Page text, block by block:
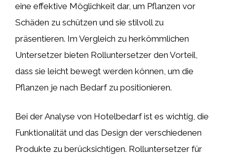
eine effektive Möglichkeit dar, um Pflanzen vor
Schäden zu schützen und sie stilvoll zu
präsentieren. Im Vergleich zu herkömmlichen
Untersetzer bieten Rolluntersetzer den Vorteil,
dass sie leicht bewegt werden können, um die
Pflanzen je nach Bedarf zu positionieren.
Bei der Analyse von Hotelbedarf ist es wichtig, die
Funktionalität und das Design der verschiedenen
Produkte zu berücksichtigen. Rolluntersetzer für